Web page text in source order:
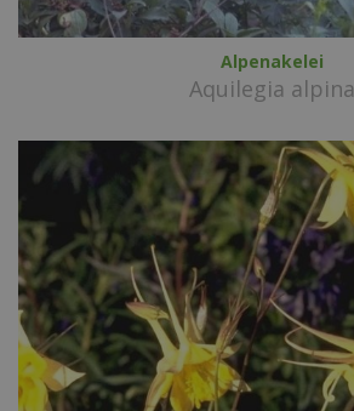
Alpenakelei
Aquilegia alpina